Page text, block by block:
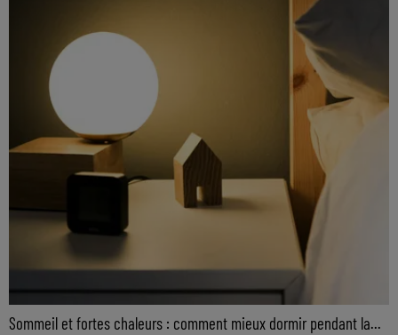
Sommeil et fortes chaleurs : comment mieux dormir pendant la...